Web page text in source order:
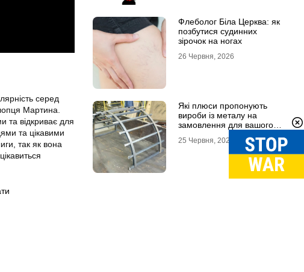
серед
Мартина.
та відкриває для
та цікавими
так як вона
Флеболог Біла Церква: як
позбутися судинних
зірочок на ногах
26 Червня, 2026
Які плюси пропонують
вироби із металу на
замовлення для вашого
25 Червня, 2026